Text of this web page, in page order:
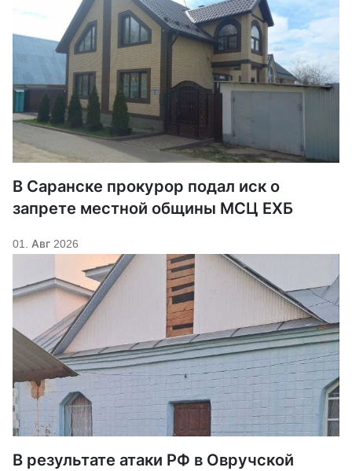
В Саранске прокурор подал иск о
запрете местной общины МСЦ ЕХБ
01. Авг 2026
В результате атаки РФ в Овручской